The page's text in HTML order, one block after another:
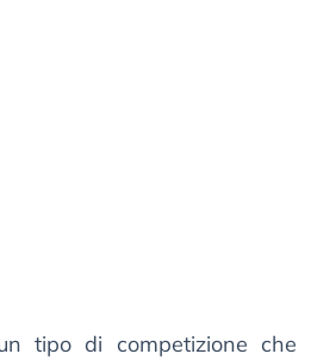
tipo di competizione che